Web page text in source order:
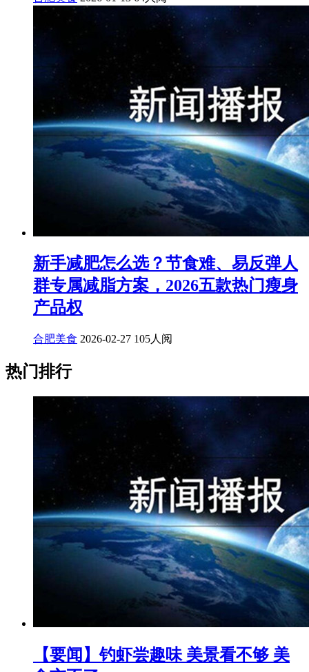
新手减肥怎么选？节食难、易反弹人
群专属减脂方案，2026五款热门瘦身
产品权
合肥美食 2026-02-27 105人阅
热门排行
【要闻】钓虾尝趣味 美景看不够 美